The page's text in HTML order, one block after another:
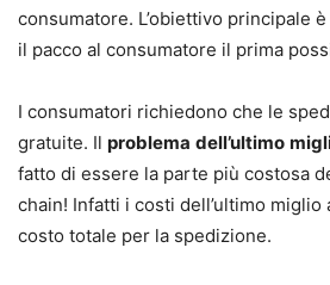
consumatore. L’obiettivo principale
il pacco al consumatore il prima
I consumatori richiedono che le
gratuite. Il problema dell’ultimo
fatto di essere la parte più costosa
chain! Infatti i costi dell’ultimo miglio
costo totale per la spedizione.